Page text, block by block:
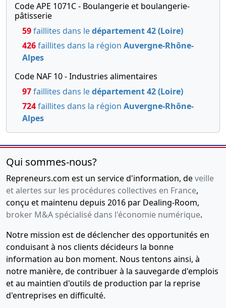
Code APE 1071C - Boulangerie et boulangerie-
pâtisserie
59faillites dans ledépartement 42 (Loire)
426faillites dans la région Auvergne-Rhône-
Alpes
Code NAF 10 - Industries alimentaires
97faillites dans ledépartement 42 (Loire)
724faillites dans la région Auvergne-Rhône-
Alpes
Qui sommes-nous?
Repreneurs.com est un service d'information, deveille
et alertes sur les procédures collectives en France,
conçu et maintenu depuis 2016 par Dealing-Room,
broker M&A spécialisé dans l'économie numérique.
Notre mission est de déclencher des opportunités en
conduisant à nos clients décideurs la bonne
information au bon moment. Nous tentons ainsi, à
notre manière, de contribuer à la sauvegarde d'emplois
et au maintien d'outils de production par la reprise
d'entreprises en difficulté.